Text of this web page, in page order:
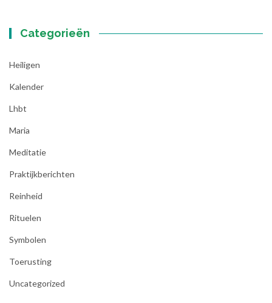
Categorieën
Heiligen
Kalender
Lhbt
Maria
Meditatie
Praktijkberichten
Reinheid
Rituelen
Symbolen
Toerusting
Uncategorized